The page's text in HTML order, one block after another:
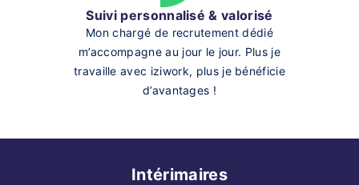
Suivi personnalisé & valorisé
Mon chargé de recrutement dédié
m’accompagne au jour le jour. Plus je
travaille avec iziwork, plus je bénéficie
d’avantages !
Intérimaires